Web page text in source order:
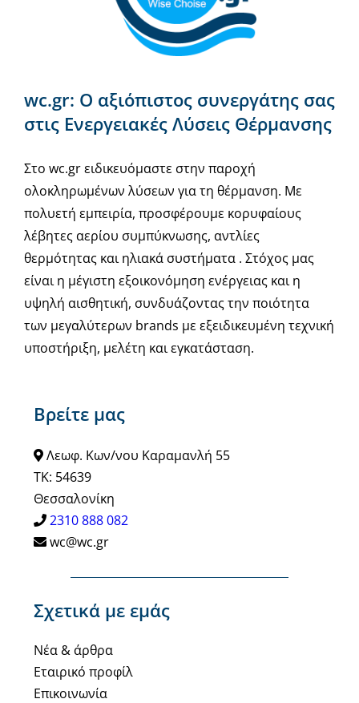
Βρείτε μας
Λεωφ. Κων/νου Καραμανλή 55
ΤΚ: 54639
Θεσσαλονίκη
2310 888 082
wc@wc.gr
Σχετικά με εμάς
Νέα & άρθρα
Εταιρικό προφίλ
Επικοινωνία
wc.gr: Ο αξιόπιστος συνεργάτης σας
στις Ενεργειακές Λύσεις Θέρμανσης
Στο wc.gr ειδικευόμαστε στην παροχή
ολοκληρωμένων λύσεων για τη θέρμανση. Με
πολυετή εμπειρία, προσφέρουμε κορυφαίους
λέβητες αερίου συμπύκνωσης, αντλίες
θερμότητας και ηλιακά συστήματα . Στόχος μας
είναι η μέγιστη εξοικονόμηση ενέργειας και η
υψηλή αισθητική, συνδυάζοντας την ποιότητα
των μεγαλύτερων brands με εξειδικευμένη τεχνική
υποστήριξη, μελέτη και εγκατάσταση.